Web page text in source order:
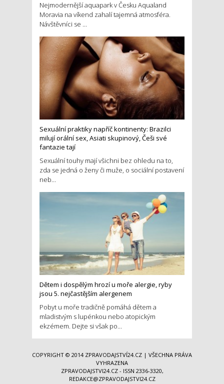
Nejmodernější aquapark v Česku Aqualand
Moravia na víkend zahalí tajemná atmosféra.
Návštěvníci se ...
Sexuální praktiky napříč kontinenty: Brazilci
milují orální sex, Asiati skupinový, Češi své
fantazie tají
Sexuální touhy mají všichni bez ohledu na to,
zda se jedná o ženy či muže, o sociální postavení
neb...
Dětem i dospělým hrozí u moře alergie, ryby
jsou 5. nejčastějším alergenem
Pobyt u moře tradičně pomáhá dětem a
mladistvým s lupénkou nebo atopickým
ekzémem. Dejte si však po...
COPYRIGHT © 2014 ZPRAVODAJSTVÍ24.CZ | VŠECHNA PRÁVA
VYHRAZENA
ZPRAVODAJSTVI24.CZ - ISSN 2336-3320,
REDAKCE@ZPRAVODAJSTVI24.CZ